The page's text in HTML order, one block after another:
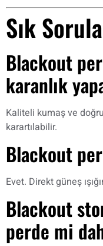
Sık
Blackout
karanlık
Kaliteli kumaş ve
karartılabilir.
Blackout
Evet. Direkt güneş
Blackout
perde mi